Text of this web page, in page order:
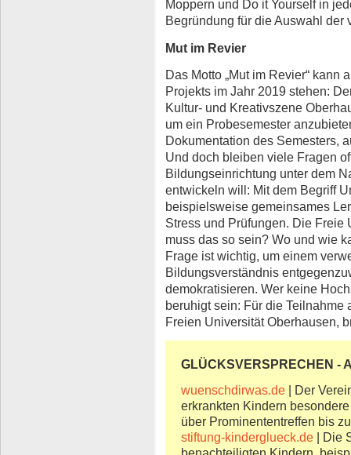
Moppern und Do it Yourself in
Begründung für die Auswahl der
Mut im Revier
Das Motto „Mut im Revier“ kann
Projekts im Jahr 2019 stehen:
Kultur- und Kreativszene
um ein Probesemester
Dokumentation des Semesters,
Und doch bleiben viele Fragen
Bildungseinrichtung unter dem
entwickeln will: Mit dem Begriff
beispielsweise gemeinsames
Stress und Prüfungen. Die Freie
muss das so sein? Wo und wie
Frage ist wichtig, um einem
Bildungsverständnis
demokratisieren. Wer keine
beruhigt sein: Für die Teilnahme
Freien Universität Oberhausen,
GLÜCKSVERSPRECHEN -
wuenschdirwas.de | Der
erkrankten Kindern
über Prominententreffen bis
stiftung-kinderglueck.de | Die